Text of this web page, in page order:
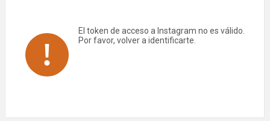
El token de acceso a Instagram no es válido.
Por favor, volver a identificarte.